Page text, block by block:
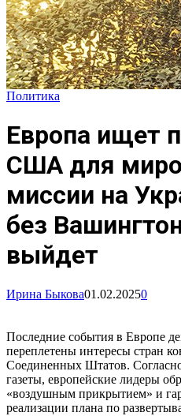
Политика
Европа ищет
США для
миссии на
без
выйдет
Ирина Быкова01.02.20250
Последние события в Европе
переплетены интересы стран
Соединенных Штатов.
газеты, европейские лидеры
«воздушным прикрытием» и
реализации плана по